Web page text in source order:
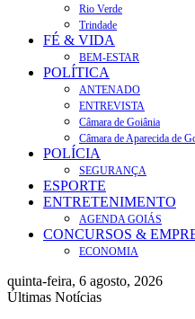
Rio Verde
Trindade
FÉ & VIDA
BEM-ESTAR
POLÍTICA
ANTENADO
ENTREVISTA
Câmara de Goiânia
Câmara de Aparecida de
POLÍCIA
SEGURANÇA
ESPORTE
ENTRETENIMENTO
AGENDA GOIÁS
CONCURSOS &
ECONOMIA
quinta-feira, 6 agosto, 2026
Últimas Notícias